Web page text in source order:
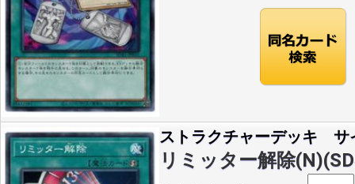
ストラクチャーデッキ サ
リミッター解除